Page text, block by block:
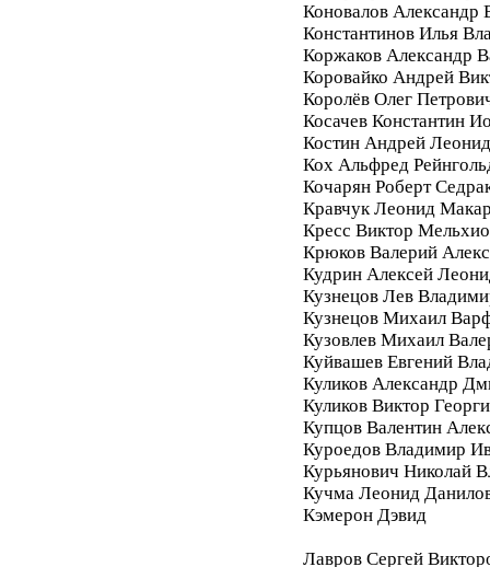
Коновалов Александр
Константинов Илья
Коржаков Александр
Коровайко Андрей
Королёв Олег
Косачев Константин
Костин Андрей
Кох Альфред
Кочарян Роберт
Кравчук Леонид
Кресс Виктор
Крюков Валерий
Кудрин Алексей
Кузнецов Лев
Кузнецов Михаил
Кузовлев Михаил
Куйвашев Евгений
Куликов Александр
Куликов Виктор
Купцов Валентин
Куроедов Владимир
Курьянович Николай
Кучма Леонид
Кэмерон Дэвид
Лавров Сергей